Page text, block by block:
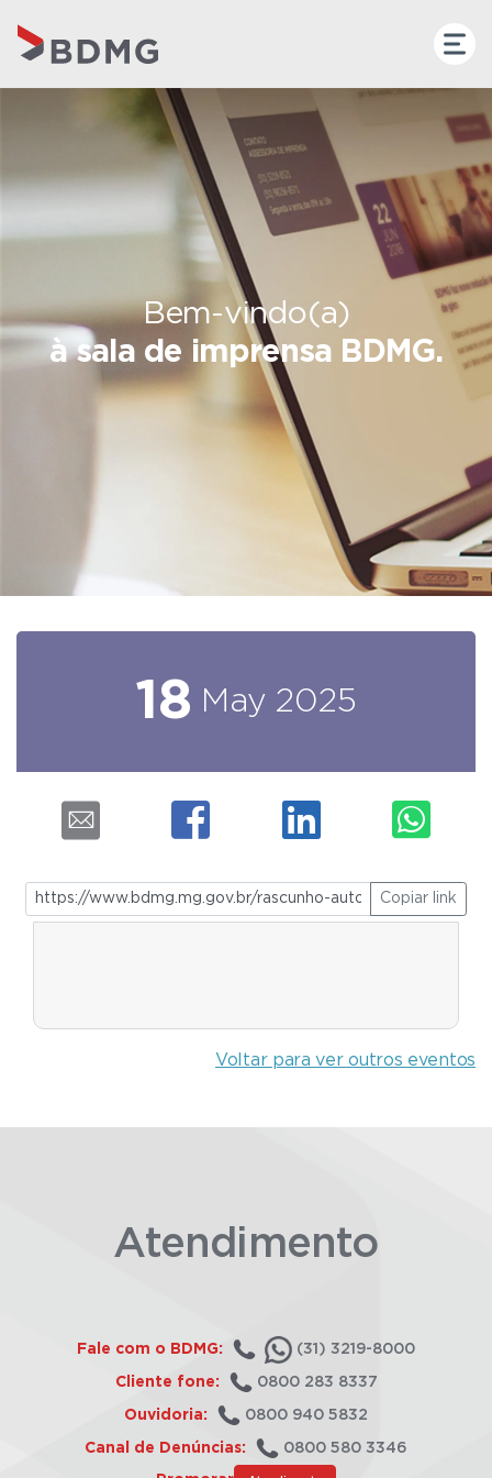
Bem-vindo(a)
à sala de imprensa BDMG.
18 May 2025
Copiar link
Voltar para ver outros eventos
Atendimento
Fale com o BDMG: (31) 3219-8000
Cliente fone: 0800 283 8337
Ouvidoria: 0800 940 5832
Canal de Denúncias: 0800 580 3346